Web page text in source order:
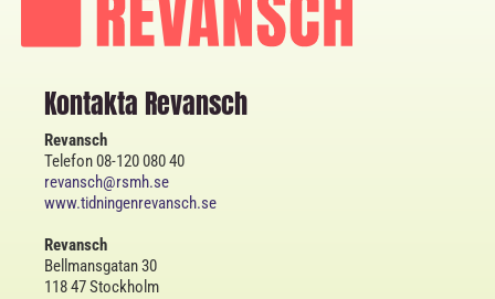
Kontakta Revansch
Revansch
Telefon 08-120 080 40
revansch@rsmh.se
www.tidningenrevansch.se
Revansch
Bellmansgatan 30
118 47 Stockholm